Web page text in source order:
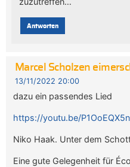
Antworten
Marcel Scholzen
13/11/2022 20:00
dazu ein passendes Lied
https://youtu.be/
Niko Haak. Unter dem
Eine gute Gelegenheit für